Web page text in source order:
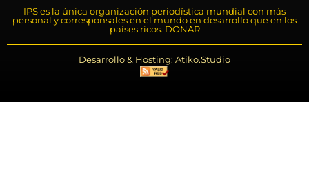
IPS es la única organización periodística mundial con más
personal y corresponsales en el mundo en desarrollo que en los
países ricos. DONAR
Desarrollo & Hosting: Atiko.Studio